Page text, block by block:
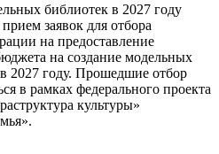
заявок для отбора
на предоставление
на создание модельных
2027 году. Прошедшие отбор
в рамках федерального проекта
культуры»